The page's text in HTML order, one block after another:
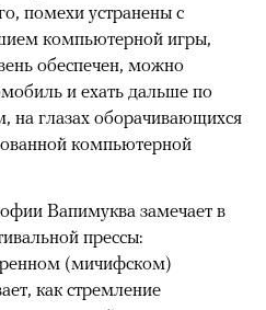
помехи устранены с
компьютерной игры,
обеспечен, можно
и ехать дальше по
на глазах оборачивающихся
компьютерной
Вапимуква замечает в
прессы:
(мичифском)
как стремление